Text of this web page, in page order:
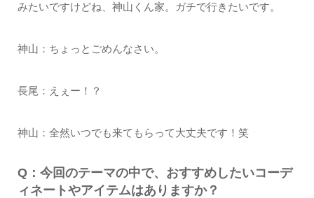
みたいですけどね、神山くん家。ガチで行きたいです。
神山：ちょっとごめんなさい。
長尾：えぇー！？
神山：全然いつでも来てもらって大丈夫です！笑
Q：今回のテーマの中で、おすすめしたいコーデ
ィネートやアイテムはありますか？